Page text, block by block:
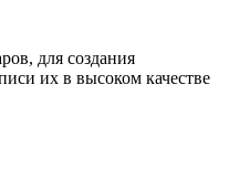
для создания
их в высоком качестве